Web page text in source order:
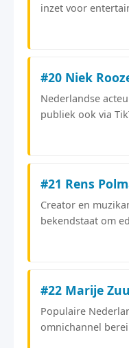
inzet voor
#20 Niek
Nederlandse
publiek ook via
#21 Rens
Creator en
bekendstaat om
#22 Marije
Populaire
omnichannel